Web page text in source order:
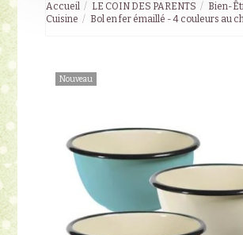
Accueil LE COIN DES PARENTS
Bien-
Cuisine
Bol en fer émaillé - 4 couleurs au
Nouveau